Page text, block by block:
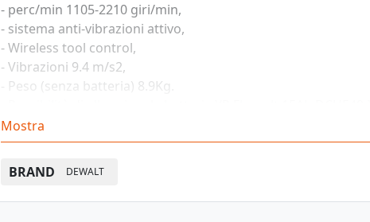
- perc/min 1105-2210 giri/min,
- sistema anti-vibrazioni attivo,
- Wireless tool control,
- Vibrazioni 9.4 m/s2,
- Peso (senza batteria) 8.9Kg.
dotazione
DOTAZIONE: impugnatura laterale antivibrazione, Valigetta.
Mostra
BRAND DEWALT